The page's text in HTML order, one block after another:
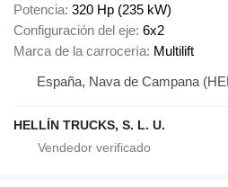
Potencia 320 Hp (235 kW)
Configuración del eje 6x2
Marca de la carrocería Multilift
España, Nava de Campana
HELLÍN TRUCKS, S. L. U.